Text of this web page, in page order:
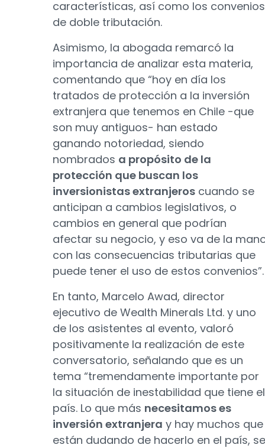
características, así como los convenios
de doble tributación.
Asimismo, la abogada remarcó la
importancia de analizar esta materia,
comentando que “hoy en día los
tratados de protección a la inversión
extranjera que tenemos en Chile -que
son muy antiguos- han estado
ganando notoriedad, siendo
nombrados a propósito de la
protección que buscan los
inversionistas extranjeros cuando se
anticipan a cambios legislativos, o
cambios en general que podrían
afectar su negocio, y eso va de la
con las consecuencias tributarias que
puede tener el uso de estos
En tanto, Marcelo Awad, director
ejecutivo de Wealth Minerals Ltd. y uno
de los asistentes al evento, valoró
positivamente la realización de este
conversatorio, señalando que es un
tema “tremendamente importante por
la situación de inestabilidad que tiene el
país. Lo que más necesitamos es
inversión extranjera y hay muchos que
están dudando de hacerlo en el país, se